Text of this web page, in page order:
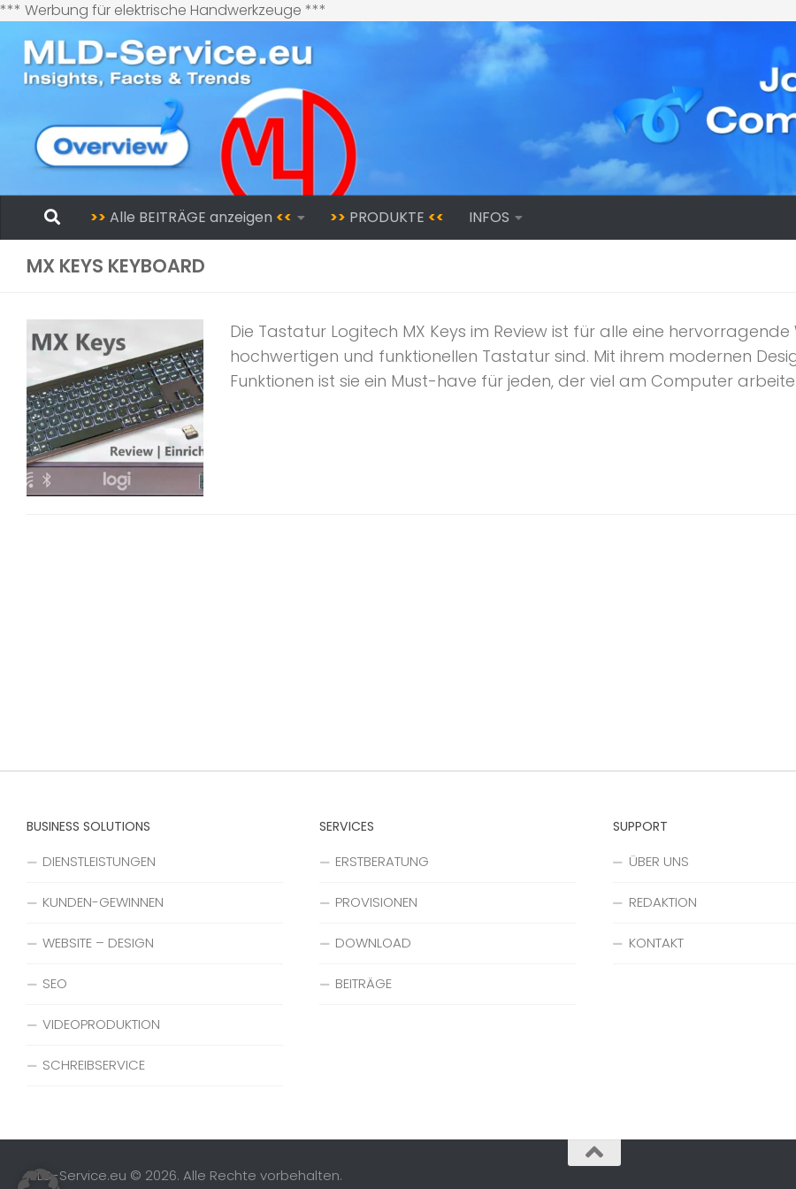
*** Werbung für elektrische Handwerkzeuge ***
Inhalt
springen
Zum Inhalt springen
>> Alle BEITRÄGE anzeigen << >> PRODUKTE << INFOS
MX KEYS KEYBOARD
Die Tastatur Logitech MX Keys im Review ist für alle eine
hochwertigen und funktionellen Tastatur sind. Mit ihrem modernen
Funktionen ist sie ein Must-have für jeden, der viel am Computer
BUSINESS SOLUTIONS
DIENSTLEISTUNGEN
KUNDEN-GEWINNEN
WEBSITE – DESIGN
SEO
VIDEOPRODUKTION
SCHREIBSERVICE
SERVICES
ERSTBERATUNG
PROVISIONEN
DOWNLOAD
BEITRÄGE
SUPPORT
ÜBER UNS
REDAKTION
KONTAKT
MLD-Service.eu © 2026. Alle Rechte vorbehalten.